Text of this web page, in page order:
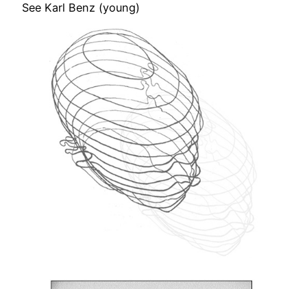
See Karl Benz (young)